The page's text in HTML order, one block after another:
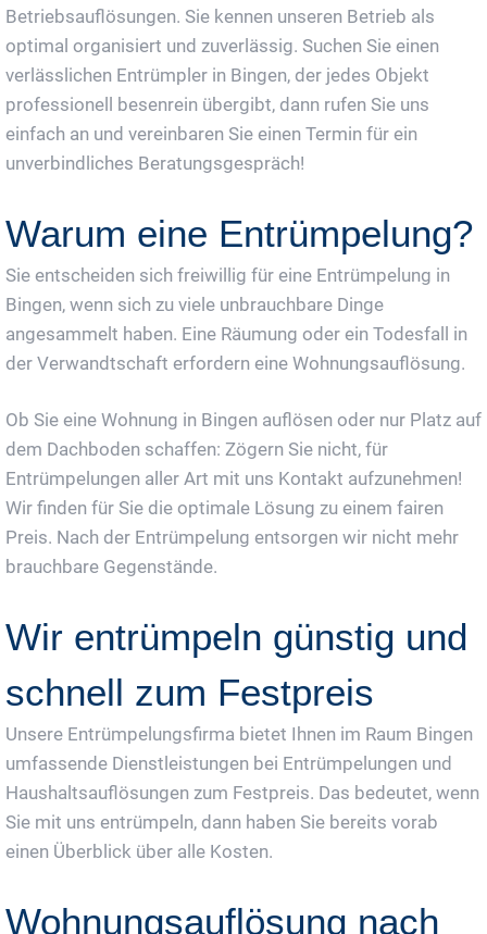
Betriebsauflösungen. Sie kennen unseren Betrieb als
optimal organisiert und zuverlässig. Suchen Sie einen
verlässlichen Entrümpler in Bingen, der jedes Objekt
professionell besenrein übergibt, dann rufen Sie uns
einfach an und vereinbaren Sie einen Termin für ein
unverbindliches Beratungsgespräch!
Warum eine Entrümpelung?
Sie entscheiden sich freiwillig für eine Entrümpelung in
Bingen, wenn sich zu viele unbrauchbare Dinge
angesammelt haben. Eine Räumung oder ein Todesfall in
der Verwandtschaft erfordern eine Wohnungsauflösung.
Ob Sie eine Wohnung in Bingen auflösen oder nur Platz auf
dem Dachboden schaffen: Zögern Sie nicht, für
Entrümpelungen aller Art mit uns Kontakt aufzunehmen!
Wir finden für Sie die optimale Lösung zu einem fairen
Preis. Nach der Entrümpelung entsorgen wir nicht mehr
brauchbare Gegenstände.
Wir entrümpeln günstig und
schnell zum Festpreis
Unsere Entrümpelungsfirma bietet Ihnen im Raum Bingen
umfassende Dienstleistungen bei Entrümpelungen und
Haushaltsauflösungen zum Festpreis. Das bedeutet, wenn
Sie mit uns entrümpeln, dann haben Sie bereits vorab
einen Überblick über alle Kosten.
Wohnungsauflösung nach